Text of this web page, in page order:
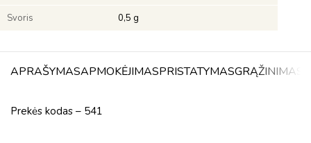
Svoris 0,5 g
APRAŠYMASAPMOKĖJIMASPRISTATYMASGRĄŽINIMAS
Prekės kodas – 541